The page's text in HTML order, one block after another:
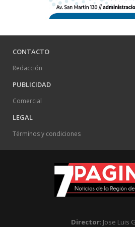
CONTACTO
Redacción
PUBLICIDAD
Comercial
LEGAL
Términos y condiciones
Director: Jose Luis